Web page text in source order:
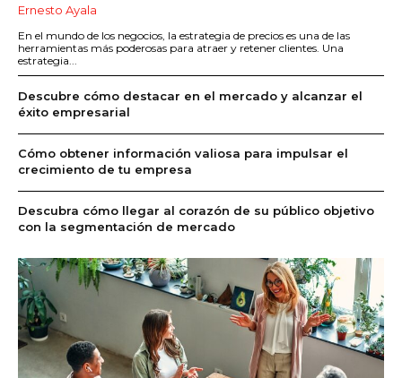
Ernesto Ayala
En el mundo de los negocios, la estrategia de precios es una de las
herramientas más poderosas para atraer y retener clientes. Una
estrategia...
Descubre cómo destacar en el mercado y alcanzar el
éxito empresarial
Cómo obtener información valiosa para impulsar el
crecimiento de tu empresa
Descubra cómo llegar al corazón de su público objetivo
con la segmentación de mercado